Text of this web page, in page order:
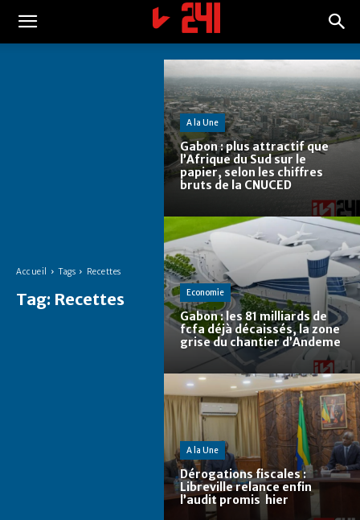
Accueil Tags Recettes
Tag: Recettes
A la Une
Gabon : plus attractif que
l’Afrique du Sud sur le
papier, selon les chiffres
bruts de la CNUCED
Economie
Gabon : les 81 milliards de
fcfa déjà décaissés, la zone
grise du chantier d’Andeme
A la Une
Dérogations fiscales :
Libreville relance enfin
l’audit promis hier